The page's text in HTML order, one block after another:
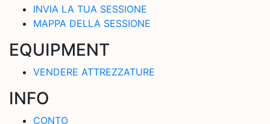
INVIA LA TUA SESSIONE
MAPPA DELLA SESSIONE
EQUIPMENT
VENDERE ATTREZZATURE
INFO
CONTO